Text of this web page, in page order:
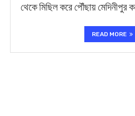
থেকে মিছিল করে পৌঁছায়
READ MORE